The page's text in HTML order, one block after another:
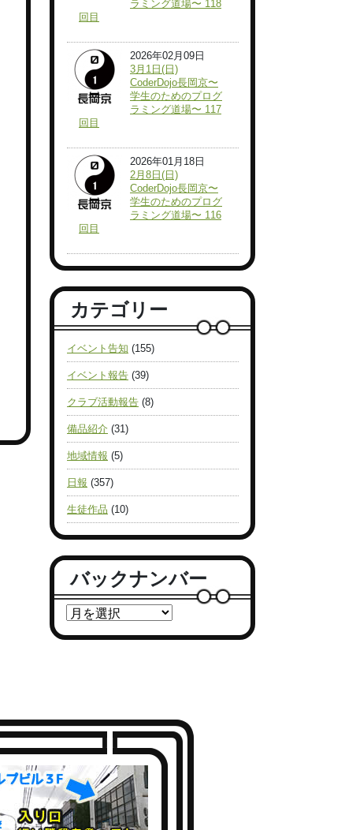
ラミング道場〜 118
回目
2026年02月09日
3月1日(日)
CoderDojo長岡京〜
学生のためのプログ
ラミング道場〜 117
回目
2026年01月18日
2月8日(日)
CoderDojo長岡京〜
学生のためのプログ
ラミング道場〜 116
回目
カテゴリー
イベント告知 (155)
イベント報告 (39)
クラブ活動報告 (8)
備品紹介 (31)
地域情報 (5)
日報 (357)
生徒作品 (10)
バックナンバー